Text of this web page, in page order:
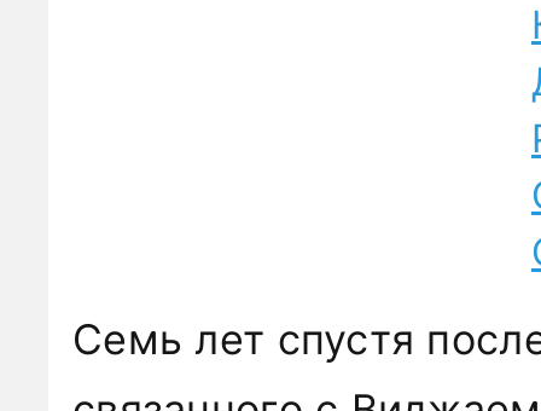
Семь лет спустя